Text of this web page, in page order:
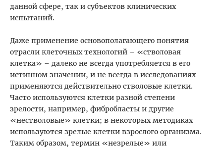
данной сфере, так и субъектов клинических
испытаний.
Даже применение основополагающего понятия
отрасли клеточных технологий – «стволовая
клетка» – далеко не всегда употребляется в его
истинном значении, и не всегда в исследованиях
применяются действительно стволовые клетки.
Часто используются клетки разной степени
зрелости, например, фибробласты и другие
«нестволовые» клетки; в некоторых методиках
используются зрелые клетки взрослого организма.
Таким образом, термин «незрелые» или